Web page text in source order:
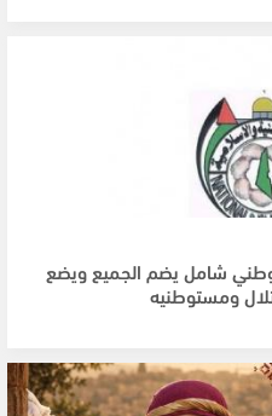
وطني شامل يضم الجميع ويضع
ومستوطنيه